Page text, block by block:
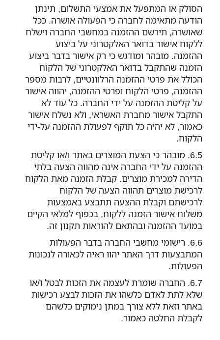
הסולק או המתפעל את אמצעי התשלום, תינתן
הודעה מתאימה לחברה כי הפעולה אושרה. ככל
שאושרה, תירשם ההזמנה במחשבי החברה וישלח
ללקוח אישור בדואר האלקטרוני על ביצוע
ההזמנה. מובהר ומודגש כי רק אישור בדבר ביצוע
הזמנה שהתקבל בדואר האלקטרוני של הלקוח
הכולל את פרטי ההזמנה הרלוונטיים, לרבות מספר
ההזמנה, פרטי הלקוח ופרטי ההזמנה, יהווה אישור
על קליטת ההזמנה על ידי החברה. כל עוד לא
התקבל אישור מחברת האשראי, ולא נשלח אישור
כאמור, לא יהיה כל תוקף לפעולת ההזמנה על-ידי
הלקוח.
מובהר כי הצעת המוצרים באתר ו/או קליטת
ההזמנה על ידי החברה אינה מהווה הצעה בלתי
הדירה למכירת מוצרים. קבלת הזמנה מאת הלקוח
לרכישת מוצרים תהווה הצעה של הלקוח
לרכישתם וקבלת ההצעה תתבצע באמצעות
משלוח אישור הזמנה ללקוח, בכפוף למלאי הקיים
במועד ההזמנה ובהתאם להוראות תקנון זה.
רישומי מחשבי החברה בדבר הפעולות
המתבצעות דרך האתר יהוו ראיה לכאורה לנכונות
הפעולות.
החברה שומרת לעצמה את הזכות לבטל ו/או
שלא לתת לאדם כלשהו את הזכות לבצע רכישות
באתר וזאת ללא צורך במתן נימוקים כלשהם
לקבלת החלטה כאמור.